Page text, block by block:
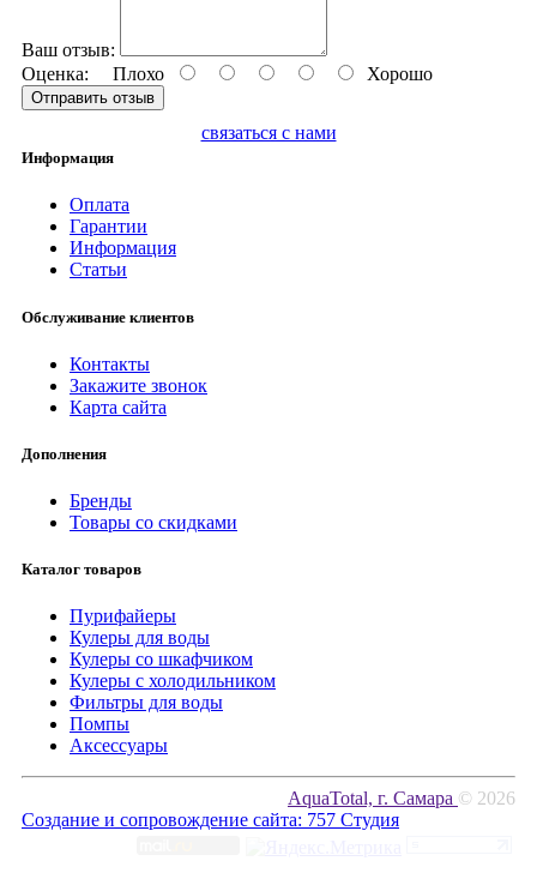
Ваш отзыв:
Оценка: Плохо Хорошо
Отправить отзыв
связаться с нами
Информация
Оплата
Гарантии
Информация
Статьи
Обслуживание клиентов
Контакты
Закажите звонок
Карта сайта
Дополнения
Бренды
Товары со скидками
Каталог товаров
Пурифайеры
Кулеры для воды
Кулеры со шкафчиком
Кулеры с холодильником
Фильтры для воды
Помпы
Аксессуары
AquaTotal, г. Самара © 2026
Создание и сопровождение сайта: 757 Студия